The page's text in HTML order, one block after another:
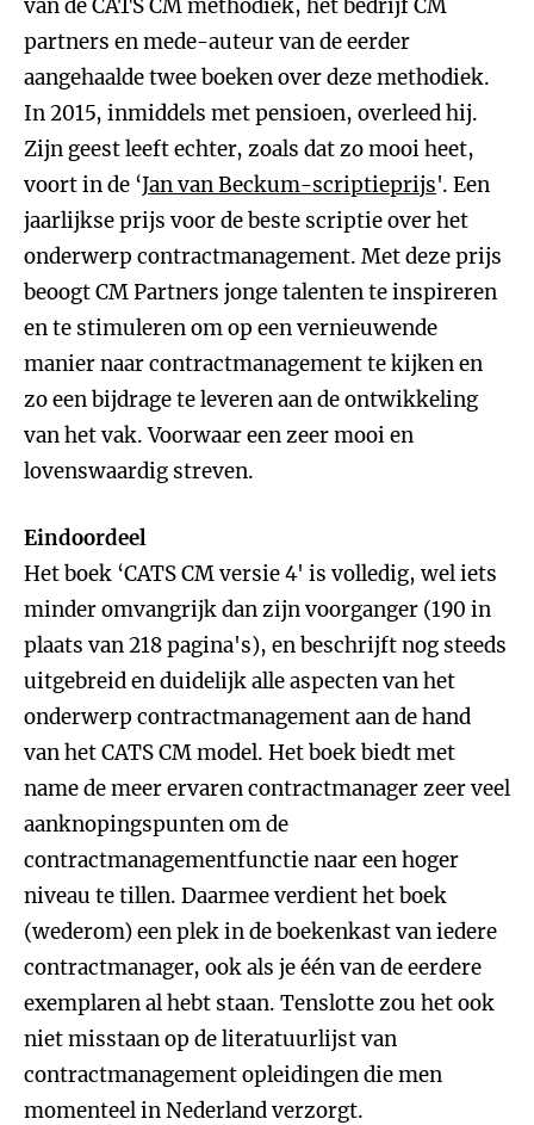
van de CATS CM methodiek, het bedrijf CM
partners en mede-auteur van de eerder
aangehaalde twee boeken over deze methodiek.
In 2015, inmiddels met pensioen, overleed hij.
Zijn geest leeft echter, zoals dat zo mooi heet,
voort in de ‘Jan van Beckum-scriptieprijs'. Een
jaarlijkse prijs voor de beste scriptie over het
onderwerp contractmanagement. Met deze prijs
beoogt CM Partners jonge talenten te inspireren
en te stimuleren om op een vernieuwende
manier naar contractmanagement te kijken en
zo een bijdrage te leveren aan de ontwikkeling
van het vak. Voorwaar een zeer mooi en
lovenswaardig streven.
Eindoordeel
Het boek ‘CATS CM versie 4' is volledig, wel iets
minder omvangrijk dan zijn voorganger (190 in
plaats van 218 pagina's), en beschrijft nog steeds
uitgebreid en duidelijk alle aspecten van het
onderwerp contractmanagement aan de hand
van het CATS CM model. Het boek biedt met
name de meer ervaren contractmanager zeer veel
aanknopingspunten om de
contractmanagementfunctie naar een hoger
niveau te tillen. Daarmee verdient het boek
(wederom) een plek in de boekenkast van iedere
contractmanager, ook als je één van de eerdere
exemplaren al hebt staan. Tenslotte zou het ook
niet misstaan op de literatuurlijst van
contractmanagement opleidingen die men
momenteel in Nederland verzorgt.